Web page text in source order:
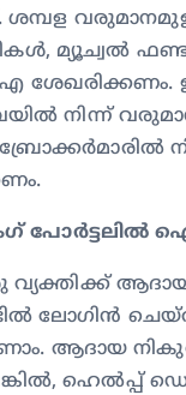
മ്യൂച്വൽ
എ
നിന്ന്
പോർട്ടലിൽ
വ്യക്തിക്ക്
ലോഗിൻ
ആദായ
ഹെൽപ്പ്